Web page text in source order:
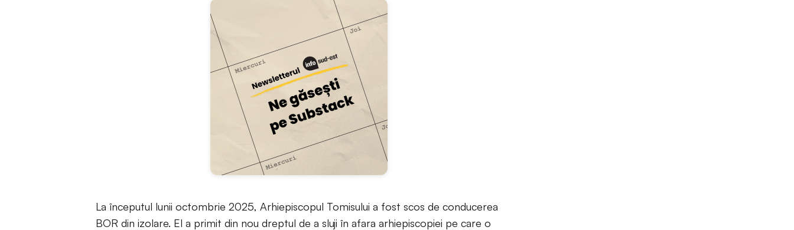
La începutul lunii octombrie 2025, Arhiepiscopul Tomisului a fost scos de conducerea
BOR din izolare. El a primit din nou dreptul de a sluji în afara arhiepiscopiei pe care o